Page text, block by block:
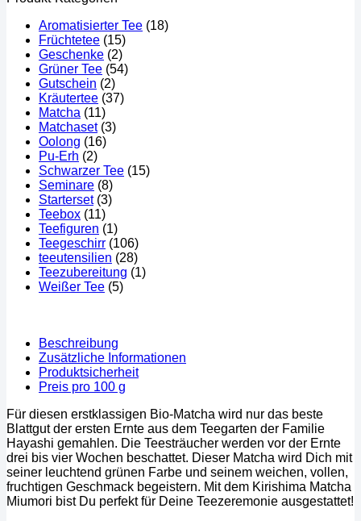
Aromatisierter Tee (18)
Früchtetee (15)
Geschenke (2)
Grüner Tee (54)
Gutschein (2)
Kräutertee (37)
Matcha (11)
Matchaset (3)
Oolong (16)
Pu-Erh (2)
Schwarzer Tee (15)
Seminare (8)
Starterset (3)
Teebox (11)
Teefiguren (1)
Teegeschirr (106)
teeutensilien (28)
Teezubereitung (1)
Weißer Tee (5)
Beschreibung
Zusätzliche Informationen
Produktsicherheit
Preis pro 100 g
Für diesen erstklassigen Bio-Matcha wird nur das beste
Blattgut der ersten Ernte aus dem Teegarten der Familie
Hayashi gemahlen. Die Teesträucher werden vor der Ernte
drei bis vier Wochen beschattet. Dieser Matcha wird Dich mit
seiner leuchtend grünen Farbe und seinem weichen, vollen,
fruchtigen Geschmack begeistern. Mit dem Kirishima Matcha
Miumori bist Du perfekt für Deine Teezeremonie ausgestattet!